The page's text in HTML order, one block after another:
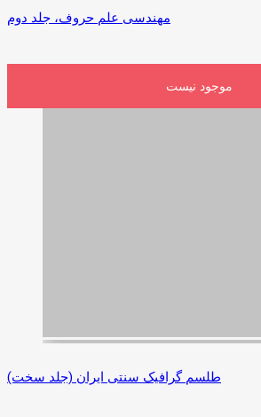
مهندسی علم حروف، جلد دوم
موجود نیست
طلسم گرافیک سنتی ایران (جلد سخت)